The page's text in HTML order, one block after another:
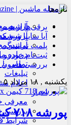
آرشیو
آرشیو
آرشیو
درباره
تماس با
تبلیغات
اعلام
اخبار
معرفی
بررسی
شرایط
تازه‌ها
برقی‌ها از
آیا سایپا
پلمب
ثبت‌نام خودرو
بررسی هامون
یکشنبه , ۱۸ مرداد ۱۴۰۵
پورشه ۷۱۸ کیمن GT۴ RS TAG Heuer x